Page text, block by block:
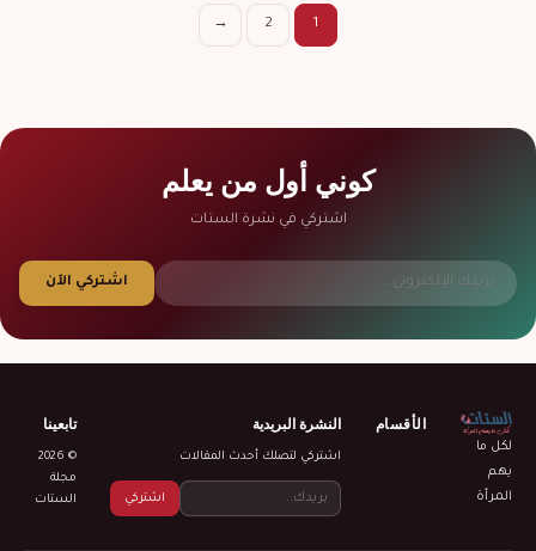
تعدد
صفحات
1
2
→
كوني أول من يعلم
اشتركي في نشرة الستات
اشتركي الآن
لكل ما
يهم
المرأة
الأقسام النشرة البريدية
اشتركي لتصلك أحدث المقالات
اشتركي
تابعينا
© 2026
مجلة
الستات